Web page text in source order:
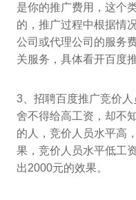
是你的推广费用，这个
的，推广过程中根据情
公司或代理公司的服务
关服务，具体看开百度
3、招聘百度推广竞价
舍不得给高工资，却不
的人，竞价人员水平高
果，竞价人员水平低工
出2000元的效果。